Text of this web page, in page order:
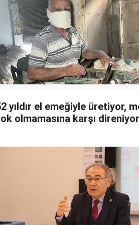
yıldır el emeğiyle üretiyor,
olmamasına karşı direniyor